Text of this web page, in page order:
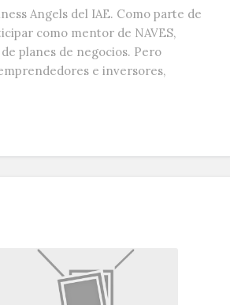
Angels del IAE. Como parte de
como mentor de NAVES,
planes de negocios. Pero
e inversores,